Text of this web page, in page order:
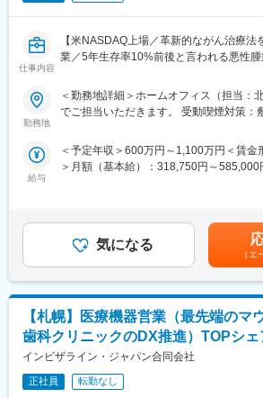
集
医院・医師情報の管理・更新
【働き方・社内連携】
日報・週報、顧客情報の登録・管理
会社から、社用車を貸与
社内外の研修、製品トレーニング、勉強
医療・歯科分野未経験の方でも、段階的
【当社について】
ノーベルバイオケアはインプラントを用
リューションの分野における世界的なリ
です。
歯科医療の専業会社エンビスタ・ホール
（イメージング製品のDEXIS、歯科材料
仕事内容
【米NASDAQ上場／革新的ながん治療
業／5年生存率10%前後と言われる悪性
＼MR経験が活かせます／
これまでMRの方に多く入社頂いており
器（非侵襲デバイス）を保有しており、
■業務内容：
・大学病院などに所属する医師に対して
した適切な情報提供・適正使用の推進
・医療機関との賃貸借契約の契約締結と
・医療機器に対して使用成績調査等の
・治療開始時における機器の手配、医療
整
＜営業スタイル＞
主に大学病院や基幹病院の医師や医療従
勤務地
＜勤務地詳細＞ホームオフィス（担当：
でご担当いただきます。 受動喫煙対策：
給与
＜予定年収＞600万円～1,100万円＜賃金
＞月額（基本給）：318,750円～585,000
賞与実績:前年度実績（年間給与の15％）
金額であり、選考を通じて上下する可能
は固定手当を含めた表記です。
気になる
（エ
【札幌】医療機器営業（最先端のマ
歯科クリニックのDX推進）TOPシ
インビザライン・ジャパン合同会社
正社員 転勤なし